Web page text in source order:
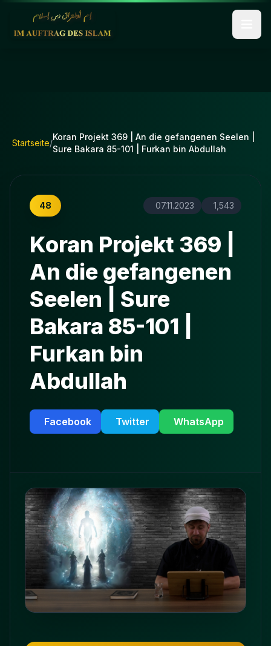
Startseite/
Koran Projekt 369 | An die gefangenen Seelen |
Sure Bakara 85-101 | Furkan bin Abdullah
48 07.11.2023 1,543
Koran Projekt 369 |
An die gefangenen
Seelen | Sure
Bakara 85-101 |
Furkan bin
Abdullah
Facebook Twitter WhatsApp